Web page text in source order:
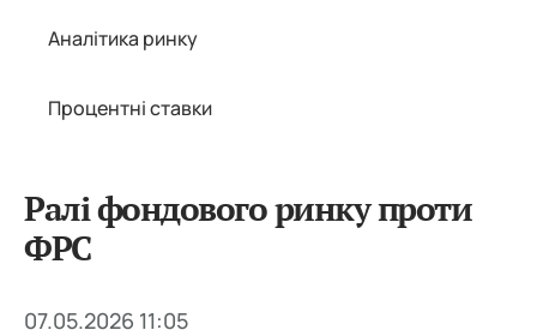
Аналітика ринку
Процентні ставки
Ралі фондового ринку проти
ФРС
07.05.2026 11:05